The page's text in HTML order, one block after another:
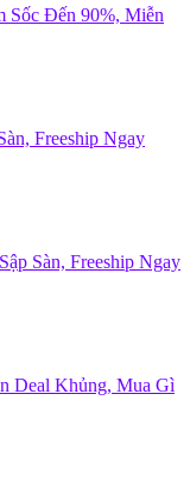
Sốc Đến 90%, Miễn
Freeship Ngay
Sàn, Freeship Ngay
Deal Khủng, Mua Gì